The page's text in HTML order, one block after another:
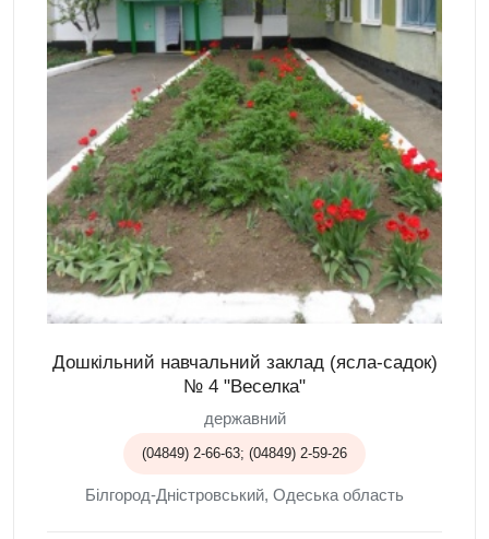
Дошкільний навчальний заклад (ясла-садок)
№ 4 "Веселка"
державний
(04849) 2-66-63; (04849) 2-59-26
Білгород-Дністровський, Одеська область